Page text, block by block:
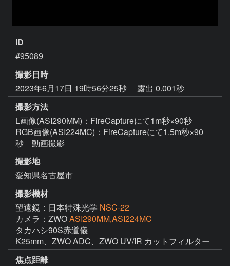
ID
#95089
撮影日時
2023年6月17日 19時56分25秒
露出 0.001秒
撮影方法
L画像(ASI290MM)：FireCaptureにて1m秒×90秒
RGB画像(ASI224MC)：FireCaptureにて1.5m秒×90
秒 動画撮影
撮影地
愛知県名古屋市
撮影機材
望遠鏡：日本特殊光学 NSC-22
カメラ：ZWOASI290MM,ASI224MC
タカハシ90S赤道儀
K25mm、ZWO ADC、ZWO UV/IR カットフィルター
焦点距離